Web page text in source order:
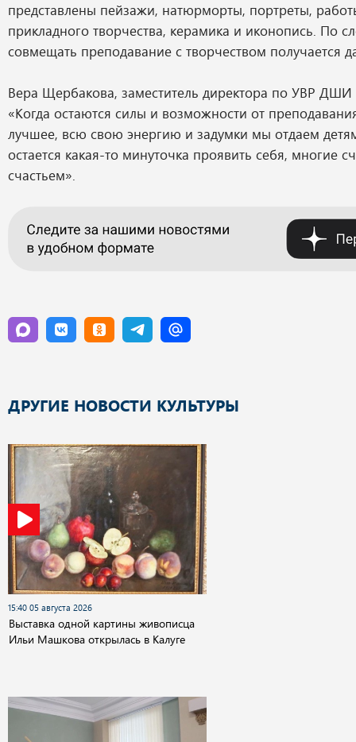
представлены пейзажи, натюрморты, портреты,
прикладного творчества, керамика и иконопись. По
совмещать преподавание с творчеством получается
Вера Щербакова, заместитель директора по УВР ДШИ
«Когда остаются силы и возможности от
лучшее, всю свою энергию и задумки мы отдаем
остается какая-то минуточка проявить себя, многие
счастьем».
ДРУГИЕ НОВОСТИ КУЛЬТУРЫ
15:40 05 августа 2026
Выставка одной картины живописца
Ильи Машкова открылась в Калуге